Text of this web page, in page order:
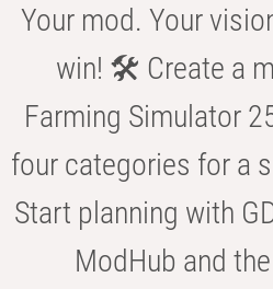
Your mod. Your
win! 🛠️ Create a
Farming Simulator
four categories for a
Start planning with
ModHub and